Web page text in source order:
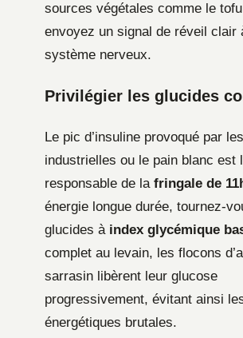
sources végétales comme le
envoyez un signal de réveil clair
système nerveux.
Privilégier les glucides
Le pic d’insuline provoqué par
industrielles ou le pain blanc est
responsable de la fringale de
énergie longue durée, tournez-
glucides à index glycémique
complet au levain, les flocons
sarrasin libèrent leur glucose
progressivement, évitant ainsi
énergétiques brutales.